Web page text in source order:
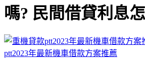
嗎? 民間借貸利息
ptt2023年最新機車借款方案推薦